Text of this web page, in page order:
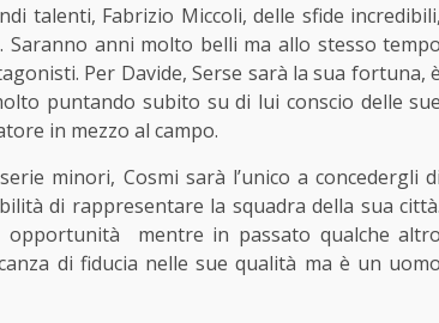
talenti, Fabrizio Miccoli, delle sfide incredibili,
Saranno anni molto belli ma allo stesso tempo
Per Davide, Serse sarà la sua fortuna, è
puntando subito su di lui conscio delle sue
in mezzo al campo.
minori, Cosmi sarà l’unico a concedergli di
di rappresentare la squadra della sua città.
opportunità
mentre in passato qualche altro
di fiducia nelle sue qualità ma è un uomo